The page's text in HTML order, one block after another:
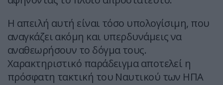
Η απειλή αυτή είναι τόσο υπολογίσιμη, που
αναγκάζει ακόμη και υπερδυνάμεις να
αναθεωρήσουν το δόγμα τους.
Χαρακτηριστικό παράδειγμα αποτελεί η
πρόσφατη τακτική του Ναυτικού των ΗΠΑ